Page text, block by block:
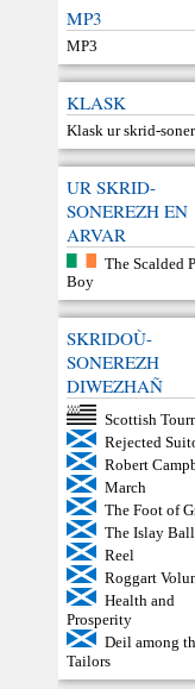
MP3
MP3
KLASK
Klask ur skrid-
UR SKRID-
SONEREZH EN
ARVAR
The Scalded
Boy
SKRIDOÙ-
SONEREZH
DIWEZHAÑ
Scottish
Rejected
Robert
March
The Foot of
The Islay Ball
Reel
Roggart
Health and
Prosperity
Deil among
Tailors